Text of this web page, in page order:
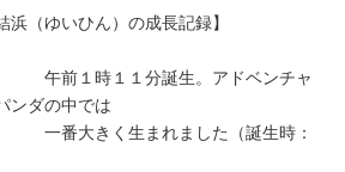
浜（ゆいひん）の成長記録】
時１１分誕生。アドベンチャ
ンダの中では
まれました（誕生時：